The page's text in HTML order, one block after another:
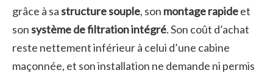
grâce à sastructure souple, son montage rapideet
sonsystème de filtration intégré. Son coût d’achat
reste nettement inférieur à celui d’une cabine
maçonnée, et son installation ne demande ni permis